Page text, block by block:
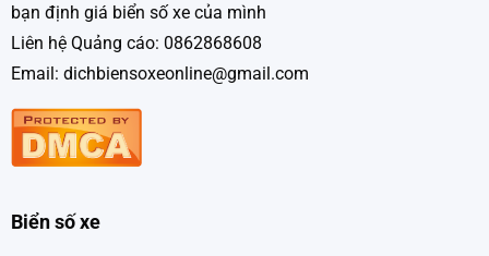
bạn định giá biển số xe của mình
Liên hệ Quảng cáo: 0862868608
Email: dichbiensoxeonline@gmail.com
Biển số xe